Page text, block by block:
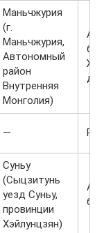
Маньчжурия
(г.
Маньчжурия,
Автономный
район
Внутренняя
Монголия)
—
Суньу
(Сыцзитунь
уезд Суньу,
провинции
Хэйлунцзян)